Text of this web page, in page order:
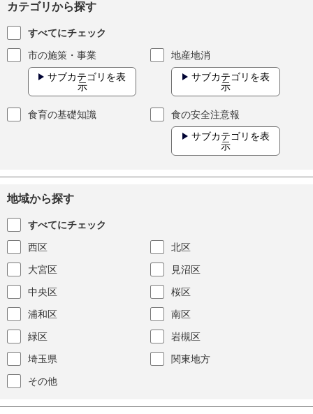
カテゴリから探す
すべてにチェック
市の施策・事業
サブカテゴリを表
示
地産地消
サブカテゴリを表
示
食育の基礎知識
食の安全注意報
サブカテゴリを表
示
地域から探す
すべてにチェック
西区
北区
大宮区
見沼区
中央区
桜区
浦和区
南区
緑区
岩槻区
埼玉県
関東地方
その他